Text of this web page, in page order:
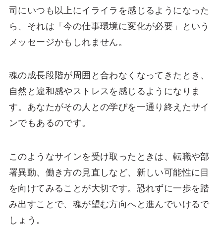
司にいつも以上にイライラを感じるようになった
ら、それは「今の仕事環境に変化が必要」という
メッセージかもしれません。
魂の成長段階が周囲と合わなくなってきたとき、
自然と違和感やストレスを感じるようになりま
す。あなたがその人との学びを一通り終えたサイ
ンでもあるのです。
このようなサインを受け取ったときは、転職や部
署異動、働き方の見直しなど、新しい可能性に目
を向けてみることが大切です。恐れずに一歩を踏
み出すことで、魂が望む方向へと進んでいけるで
しょう。